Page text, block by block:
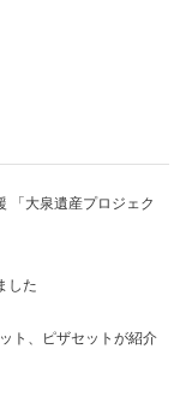
「大泉遺産プロジェク
した
ト、ピザセットが紹介